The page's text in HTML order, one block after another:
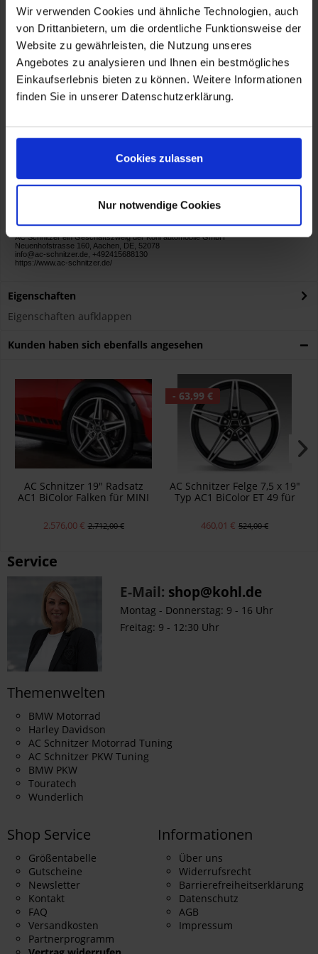
Wir verwenden Cookies und ähnliche Technologien, auch
von Drittanbietern, um die ordentliche Funktionsweise der
Website zu gewährleisten, die Nutzung unseres
Angebotes zu analysieren und Ihnen ein bestmögliches
Einkaufserlebnis bieten zu können. Weitere Informationen
finden Sie in unserer Datenschutzerklärung.
Cookies zulassen
Nur notwendige Cookies
- Pflegehinweise
- Gutachten
Artikelnummer:82352663247
AC Schnitzer ein Geschäftszweig der Kohl automobile GmbH
Neuenhofstrasse 160, Aachen, DE, 52078
https://www.ac-schnitzer.de/
KOHL Automobile GmbH eCom
AC Schnitzer ein Geschäftszweig der Kohl automobile GmbH
Neuenhofstrasse 160, Aachen, DE, 52078
info@ac-schnitzer.de, +492415688130
https://www.ac-schnitzer.de/
Eigenschaften
Eigenschaften aufklappen
Kunden haben sich ebenfalls angesehen
AC Schnitzer 19" Radsatz
AC1 BiColor Falken für MINI
2.576,00 € 2.712,00 €
- 63,99 €
AC Schnitzer Felge 7,5 x 19"
Typ AC1 BiColor ET 49 für
460,01 € 524,00 €
Service
E-Mail: shop@kohl.de
Montag - Donnerstag: 9 - 16 Uhr
Freitag: 9 - 12:30 Uhr
Themenwelten
BMW Motorrad
Harley Davidson
AC Schnitzer Motorrad Tuning
AC Schnitzer PKW Tuning
BMW PKW
Touratech
Wunderlich
Shop Service
Größentabelle
Gutscheine
Newsletter
Kontakt
FAQ
Versandkosten
Partnerprogramm
Informationen
Über uns
Widerrufsrecht
Barrierefreiheitserklärung
Datenschutz
AGB
Impressum